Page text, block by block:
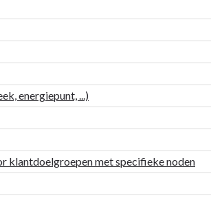
energiepunt, ...)
klantdoelgroepen met specifieke noden